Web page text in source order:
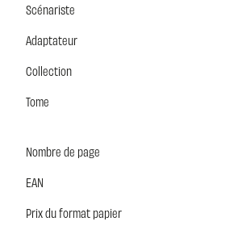
Scénariste
Adaptateur
Collection
Tome
Nombre de page
EAN
Prix du format papier